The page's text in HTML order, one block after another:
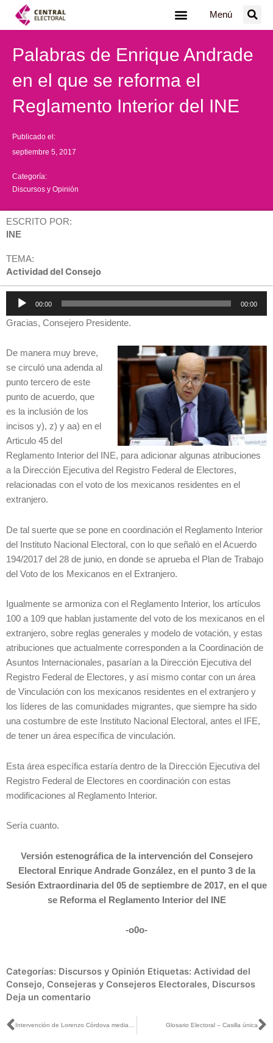
Menú
Palabras de Enrique Andrade
en el que se reforma el
Reglamento Interior del INE
Publicado el:
septiembre 5, 2017
Categoría:
Discursos y Opinión
ESCRITO POR:
INE
TEMA:
Actividad del Consejo
Reproductor
audio
00:00 00:00
Gracias, Consejero Presidente.
De manera muy breve,
se circuló una adenda al
punto tercero de este
punto de acuerdo, que
es la inclusión de los
incisos y), z) y aa) en el
Articulo 45 del
Reglamento Interior del INE, para adicionar algunas atribuciones
a la Dirección Ejecutiva del Registro Federal de Electores,
relacionadas con el voto de los mexicanos residentes en el
extranjero.
De tal suerte que se pone en coordinación el Reglamento Interior
del Instituto Nacional Electoral, con lo que señaló en el Acuerdo
194/2017 del 28 de junio, en donde se aprueba el Plan de Trabajo
del Voto de los Mexicanos en el Extranjero.
Igualmente se armoniza con el Reglamento Interior, los artículos
100 a 109 que hablan justamente del voto de los mexicanos en el
extranjero, sobre reglas generales y modelo de votación, y estas
atribuciones que actualmente corresponden a la Coordinación de
Asuntos Internacionales, pasarían a la Dirección Ejecutiva del
Registro Federal de Electores, y así mismo contar con un área
de Vinculación con los mexicanos residentes en el extranjero y
los líderes de las comunidades migrantes, que siempre ha sido
una costumbre de este Instituto Nacional Electoral, antes el IFE,
de tener un área específica de vinculación.
Esta área específica estaría dentro de la Dirección Ejecutiva del
Registro Federal de Electores en coordinación con estas
modificaciones al Reglamento Interior.
Sería cuanto.
Versión estenográfica de la intervención del Consejero
Electoral Enrique Andrade González, en el punto 3 de la
Sesión Extraordinaria del 05 de septiembre de 2017, en el que
se Reforma el Reglamento Interior del INE
-o0o-
Categorías: Discursos y Opinión Etiquetas: Actividad del
Consejo, Consejeras y Consejeros Electorales, Discursos
Deja un comentario
Ant Glosario Electoral – Casilla única